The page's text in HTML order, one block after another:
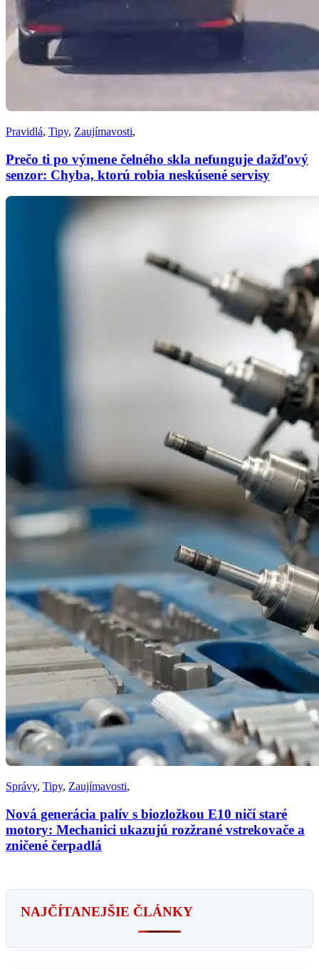
Pravidlá, Tipy, Zaujímavosti,
Prečo ti po výmene čelného skla nefunguje dažďový
senzor: Chyba, ktorú robia neskúsené servisy
Správy, Tipy, Zaujímavosti,
Nová generácia palív s biozložkou E10 ničí staré
motory: Mechanici ukazujú rozžrané vstrekovače a
zničené čerpadlá
NAJČÍTANEJŠIE ČLÁNKY